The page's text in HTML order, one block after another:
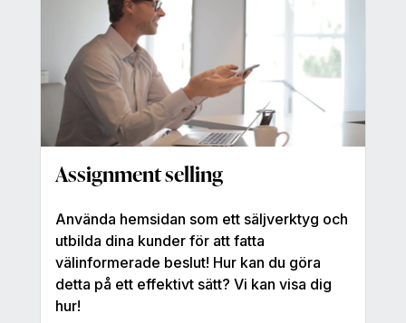
Assignment selling
Använda hemsidan som ett säljverktyg och
utbilda dina kunder för att fatta
välinformerade beslut! Hur kan du göra
detta på ett effektivt sätt? Vi kan visa dig
hur!